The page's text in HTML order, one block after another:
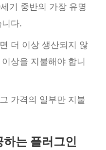
기 중반의 가장 유명
다.
더 이상 생산되지 않
상을 지불해야 합니
가격의 일부만 지불
는 플러그인